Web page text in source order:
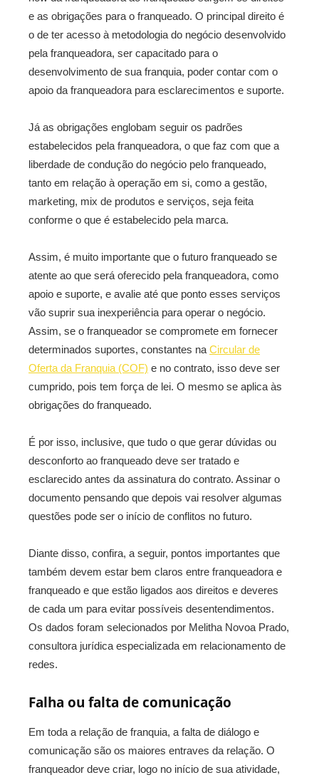
e as obrigações para o franqueado. O principal direito é
o de ter acesso à metodologia do negócio desenvolvido
pela franqueadora, ser capacitado para o
desenvolvimento de sua franquia, poder contar com o
apoio da franqueadora para esclarecimentos e suporte.
Já as obrigações englobam seguir os padrões
estabelecidos pela franqueadora, o que faz com que a
liberdade de condução do negócio pelo franqueado,
tanto em relação à operação em si, como a gestão,
marketing, mix de produtos e serviços, seja feita
conforme o que é estabelecido pela marca.
Assim, é muito importante que o futuro franqueado se
atente ao que será oferecido pela franqueadora, como
apoio e suporte, e avalie até que ponto esses serviços
vão suprir sua inexperiência para operar o negócio.
Assim, se o franqueador se compromete em fornecer
determinados suportes, constantes na Circular de
Oferta da Franquia (COF) e no contrato, isso deve ser
cumprido, pois tem força de lei. O mesmo se aplica às
obrigações do franqueado.
É por isso, inclusive, que tudo o que gerar dúvidas ou
desconforto ao franqueado deve ser tratado e
esclarecido antes da assinatura do contrato. Assinar o
documento pensando que depois vai resolver algumas
questões pode ser o início de conflitos no futuro.
Diante disso, confira, a seguir, pontos importantes que
também devem estar bem claros entre franqueadora e
franqueado e que estão ligados aos direitos e deveres
de cada um para evitar possíveis desentendimentos.
Os dados foram selecionados por Melitha Novoa Prado,
consultora jurídica especializada em relacionamento de
redes.
Falha ou falta de comunicação
Em toda a relação de franquia, a falta de diálogo e
comunicação são os maiores entraves da relação. O
franqueador deve criar, logo no início de sua atividade,